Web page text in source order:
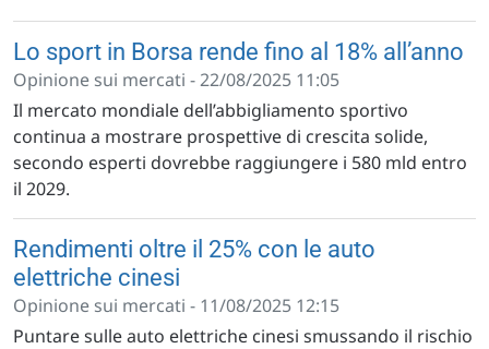
Lo sport in Borsa rende fino al 18% all’anno
Opinione sui mercati - 22/08/2025 11:05
Il mercato mondiale dell’abbigliamento sportivo
continua a mostrare prospettive di crescita solide,
secondo esperti dovrebbe raggiungere i 580 mld entro
il 2029.
Rendimenti oltre il 25% con le auto
elettriche cinesi
Opinione sui mercati - 11/08/2025 12:15
Puntare sulle auto elettriche cinesi smussando il rischio